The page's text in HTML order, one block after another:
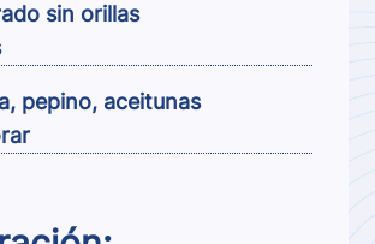
sin orillas
pepino, aceitunas